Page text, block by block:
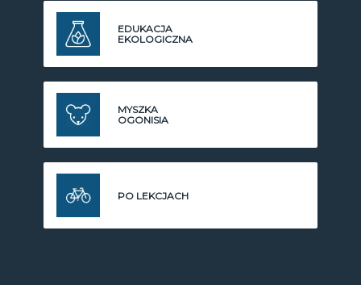
EDUKACJA
EKOLOGICZNA
MYSZKA
OGONISIA
PO LEKCJACH